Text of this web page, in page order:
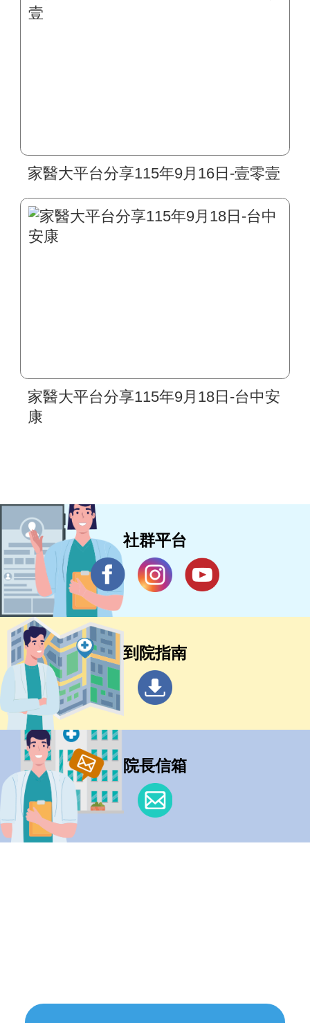
家醫大平台分享115年9月16日-壹零壹
家醫大平台分享115年9月18日-台中安
康
社群平台
到院指南
院長信箱